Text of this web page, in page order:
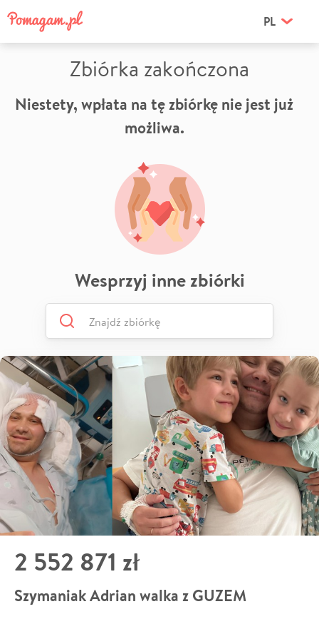
PL
Zbiórka zakończona
Niestety, wpłata na tę zbiórkę nie jest już
możliwa.
Wesprzyj inne zbiórki
2 552 871 zł
Szymaniak Adrian walka z GUZEM